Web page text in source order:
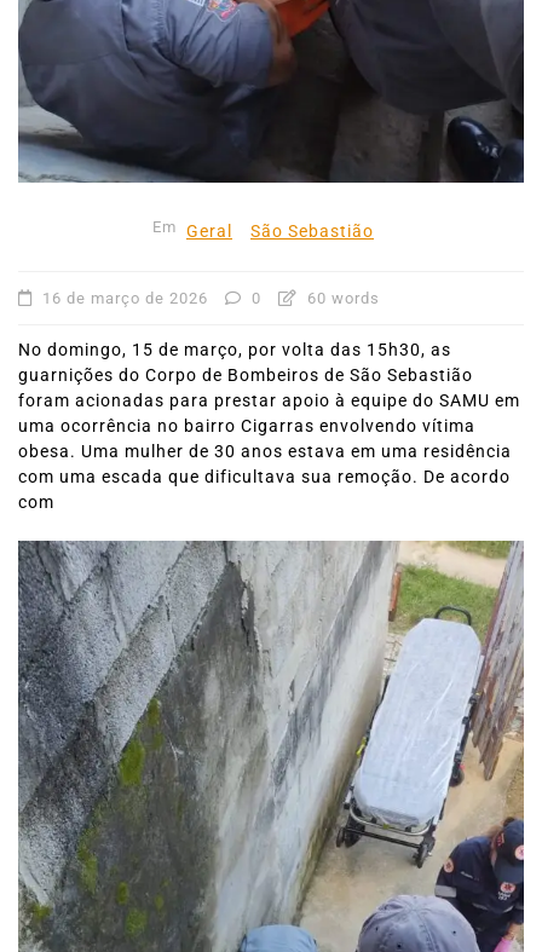
Em Geral São Sebastião
16 de março de 2026 0 60 words
No domingo, 15 de março, por volta das 15h30, as
guarnições do Corpo de Bombeiros de São Sebastião
foram acionadas para prestar apoio à equipe do SAMU em
uma ocorrência no bairro Cigarras envolvendo vítima
obesa. Uma mulher de 30 anos estava em uma residência
com uma escada que dificultava sua remoção. De acordo
com